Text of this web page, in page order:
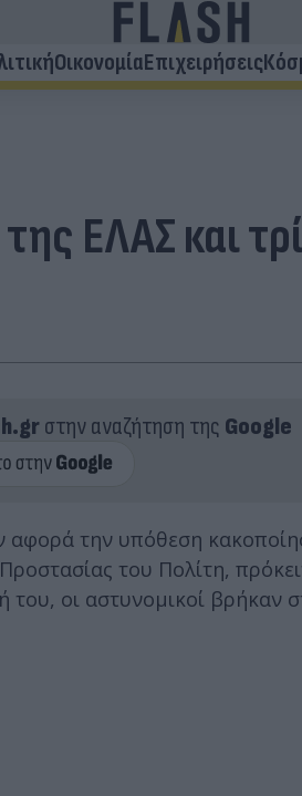
ΟικονομίαΕπιχειρήσεις
ΕΛΑΣ και
στην αναζήτηση της Google
αφορά την υπόθεση
του Πολίτη,
οι αστυνομικοί βρήκαν